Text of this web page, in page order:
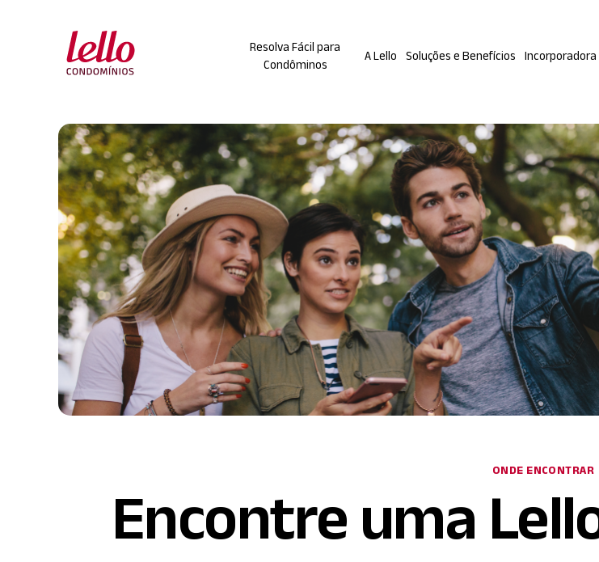
Resolva Fácil para
Condôminos
A Lello Soluções e Benefícios Incorporadora
ONDE ENCONTRAR
Encontre uma